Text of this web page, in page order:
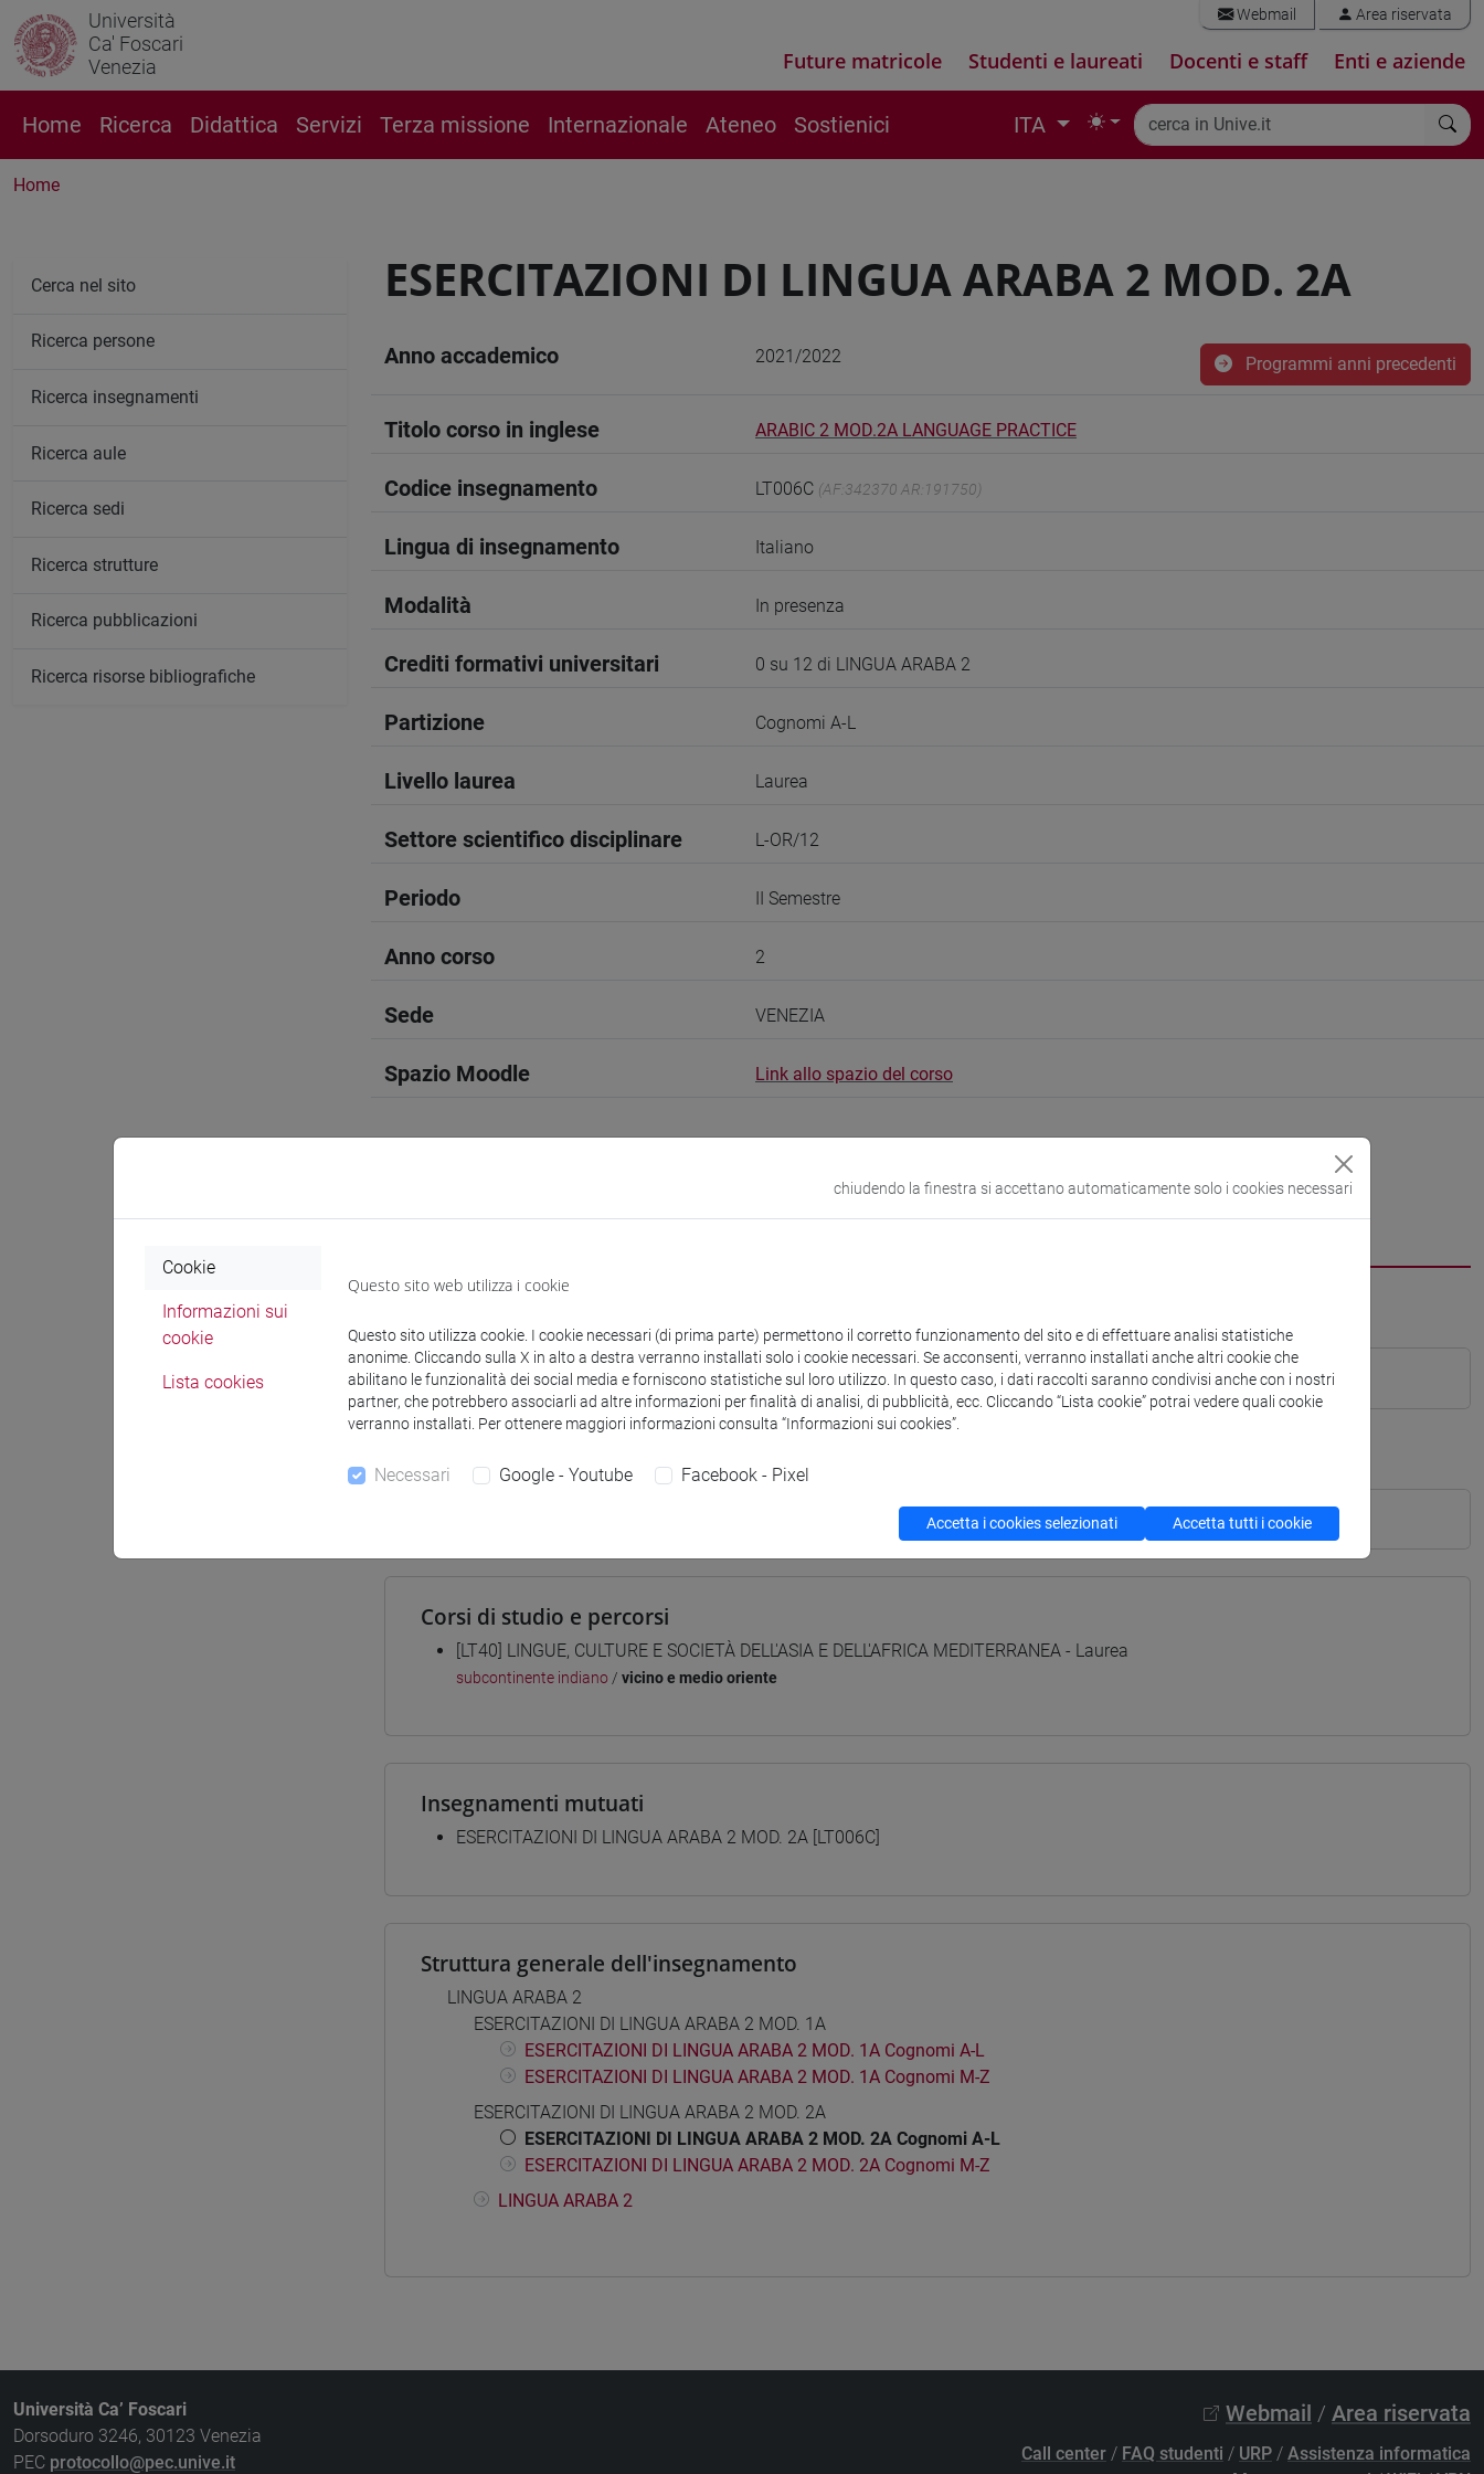
Università
Ca' Foscari
Venezia
Webmail Area riservata
Future matricole Studenti e laureati Docenti e staff Enti e aziende
Home Ricerca Didattica Servizi Terza missione Internazionale Ateneo Sostienici ITA
Home
ESERCITAZIONI DI LINGUA ARABA 2 MOD. 2A
Anno accademico 2021/2022 Programmi anni precedenti
Titolo corso in inglese ARABIC 2 MOD.2A LANGUAGE PRACTICE
Codice insegnamento LT006C (AF:342370 AR:191750)
Lingua di insegnamento Italiano
Modalità In presenza
Crediti formativi universitari 0 su 12 di LINGUA ARABA 2
Partizione Cognomi A-L
Livello laurea Laurea
Settore scientifico disciplinare L-OR/12
Periodo II Semestre
Anno corso 2
Sede VENEZIA
Spazio Moodle Link allo spazio del corso
Docenti e corsi di laurea
docente non assegnato- 60h Esercitazioni
Corsi di studio e percorsi
[LT40] LINGUE, CULTURE E SOCIETÀ DELL'ASIA E DELL'AFRICA MEDITERRANEA - Laurea
subcontinente indiano / vicino e medio oriente
Insegnamenti mutuati
ESERCITAZIONI DI LINGUA ARABA 2 MOD. 2A [LT006C]
Struttura generale dell'insegnamento
LINGUA ARABA 2
ESERCITAZIONI DI LINGUA ARABA 2 MOD. 1A
ESERCITAZIONI DI LINGUA ARABA 2 MOD. 1A Cognomi A-L
ESERCITAZIONI DI LINGUA ARABA 2 MOD. 1A Cognomi M-Z
ESERCITAZIONI DI LINGUA ARABA 2 MOD. 2A
ESERCITAZIONI DI LINGUA ARABA 2 MOD. 2A Cognomi A-L
ESERCITAZIONI DI LINGUA ARABA 2 MOD. 2A Cognomi M-Z
LINGUA ARABA 2
Cerca nel sito
Ricerca persone
Ricerca insegnamenti
Ricerca aule
Ricerca sedi
Ricerca strutture
Ricerca pubblicazioni
Ricerca risorse bibliografiche
Università Ca’ Foscari
Dorsoduro 3246, 30123 Venezia
PEC protocollo@pec.unive.it
Webmail / Area riservata
Call center / FAQ studenti / URP / Assistenza informatica
chiudendo la finestra si accettano automaticamente solo i cookies necessari
Cookie
Informazioni sui
cookie
Lista cookies
Questo sito web utilizza i cookie
Questo sito utilizza cookie. I cookie necessari (di prima parte) permettono il corretto funzionamento del sito e di effettuare analisi statistiche
anonime. Cliccando sulla X in alto a destra verranno installati solo i cookie necessari. Se acconsenti, verranno installati anche altri cookie che
abilitano le funzionalità dei social media e forniscono statistiche sul loro utilizzo. In questo caso, i dati raccolti saranno condivisi anche con i nostri
partner, che potrebbero associarli ad altre informazioni per finalità di analisi, di pubblicità, ecc. Cliccando “Lista cookie” potrai vedere quali cookie
verranno installati. Per ottenere maggiori informazioni consulta “Informazioni sui cookies”.
Necessari Google - Youtube Facebook - Pixel
Accetta i cookies selezionati Accetta tutti i cookie